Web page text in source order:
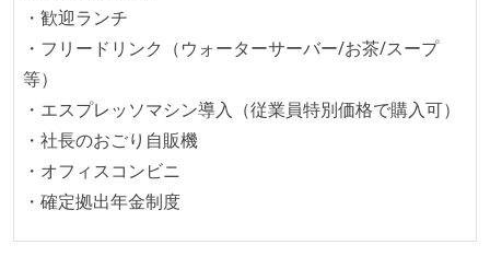
週2日リモート勤務のハイブリットワーク（週3出社）
業務時間中に中抜けできる制度がある
ジニアがいる
フレックスタイム制または裁量労働制を採用している
メンバーの多様性
・歓迎ランチ
・フリードリンク（ウォーターサーバー/お茶/スープ
等）
・エスプレッソマシン導入（従業員特別価格で購入可）
・社長のおごり自販機
・オフィスコンビニ
・確定拠出年金制度